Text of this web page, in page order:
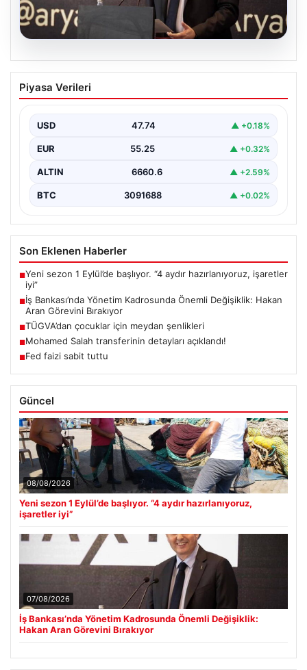
07.08.2026
İş Bankası’nda Yönetim Kadrosunda
Önemli Değişiklik: Hakan Aran Görevini
Türkiye'nin köklü finans kuruluşlarından İş Bankası'nda
Genel…
Piyasa Verileri
USD 47.74 ▲ +0.18%
EUR 55.25 ▲ +0.32%
ALTIN 6660.6 ▲ +2.59%
BTC 3091688 ▲ +0.02%
Son Eklenen Haberler
■Yeni sezon 1 Eylül’de başlıyor. “4 aydır hazırlanıyoruz, işaretler
iyi”
■İş Bankası’nda Yönetim Kadrosunda Önemli Değişiklik: Hakan
Aran Görevini Bırakıyor
■TÜGVA’dan çocuklar için meydan şenlikleri
■Mohamed Salah transferinin detayları açıklandı!
■Fed faizi sabit tuttu
Güncel
08/08/2026
Yeni sezon 1 Eylül’de başlıyor. “4 aydır hazırlanıyoruz,
işaretler iyi”
07/08/2026
İş Bankası’nda Yönetim Kadrosunda Önemli Değişiklik:
Hakan Aran Görevini Bırakıyor